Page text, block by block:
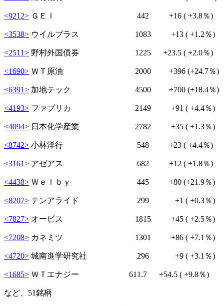
<9212> ＧＥＩ 442 +16 ( +3.8％)
<3538> ウイルプラス 1083 +13 ( +1.2％)
<2511> 野村外国債券 1225 +23.5 ( +2.0％)
<1690> ＷＴ原油 2000 +396 (+24.7％)
<6391> 加地テック 4500 +700 (+18.4％)
<4193> ファブリカ 2149 +91 ( +4.4％)
<4094> 日本化学産業 2782 +35 ( +1.3％)
<8742> 小林洋行 548 +23 ( +4.4％)
<3161> アゼアス 682 +12 ( +1.8％)
<4438> Ｗｅｌｂｙ 445 +80 (+21.9％)
<8207> テンアライド 299 +1 ( +0.3％)
<7827> オービス 1815 +45 ( +2.5％)
<7208> カネミツ 1301 +86 ( +7.1％)
<4720> 城南進学研究社 296 +9 ( +3.1％)
<1685> ＷＴエナジー 611.7 +54.5 ( +9.8％)
など、51銘柄